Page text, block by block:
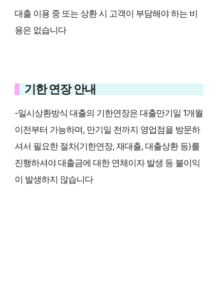
대출 이용 중 또는 상환 시 고객이 부담해야 하는 비
용은 없습니다
기한 연장 안내
-일시상환방식 대출의 기한연장은 대출만기일 1개월
이전부터 가능하며, 만기일 전까지 영업점을 방문하
셔서 필요한 절차(기한연장, 재대출, 대출상환 등)를
진행하셔야 대출금에 대한 연체이자 발생 등 불이익
이 발생하지 않습니다